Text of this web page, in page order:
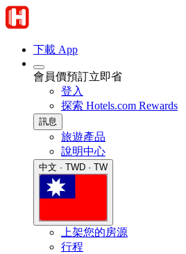
下載 App
會員價預訂立即省
登入
探索 Hotels.com Rewards
訊息
旅遊產品
說明中心
中文 · TWD · TW
上架您的房源
行程